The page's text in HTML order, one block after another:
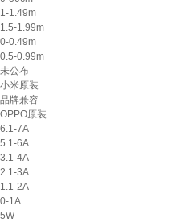
1-1.49m
1.5-1.99m
0-0.49m
0.5-0.99m
未公布
小米原装
品牌兼容
OPPO原装
6.1-7A
5.1-6A
3.1-4A
2.1-3A
1.1-2A
0-1A
5W